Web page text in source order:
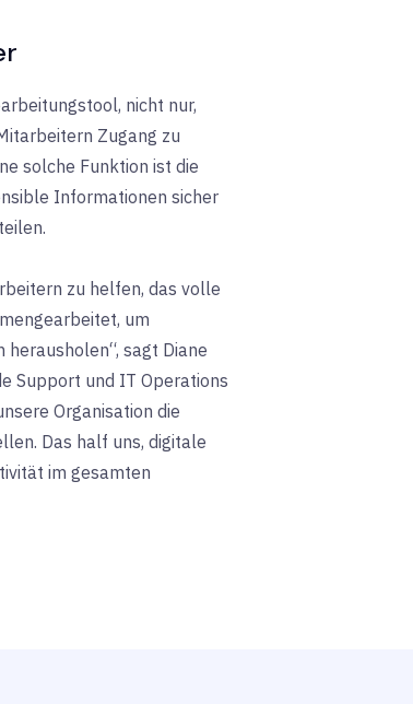
nicht nur,
Zugang zu
solche Funktion ist die
Informationen sicher
zu helfen, das volle
um
sagt Diane
Support und IT Operations
Organisation die
Das half uns, digitale
im gesamten